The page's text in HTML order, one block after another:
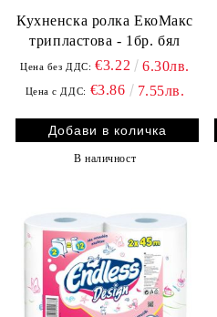
Кухненска ролка ЕкоМакс
трипластова - 1бр. бял
Цена без ДДС: €3.22 6.30лв.
Цена с ДДС: €3.86 7.55лв.
В наличност